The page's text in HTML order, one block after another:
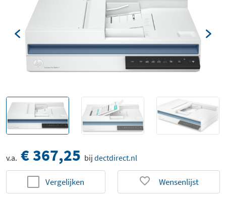
v.a. € 367,25 bij dectdirect.nl
Vergelijken Wensenlijst